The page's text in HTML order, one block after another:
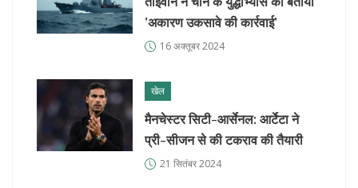
'अकारण उकसावे की कार्रवाई'
16 अक्तूबर 2024
खेल
मैनचेस्टर सिटी-आर्सेनल: आर्टेटा ने
प्री-सीजन से की टकराव की तैयारी
21 सितंबर 2024